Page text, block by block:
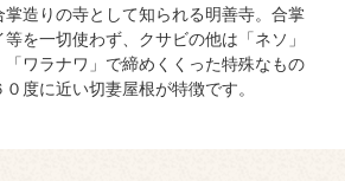
造りの寺として知られる明善寺。合掌
を一切使わず、クサビの他は「ネソ」
「ワラナワ」で締めくくった特殊なもの
度に近い切妻屋根が特徴です。